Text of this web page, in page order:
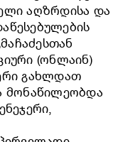
აღზრდისა და
(ონლაინ)
გახლდათ
მონაწილეობდა